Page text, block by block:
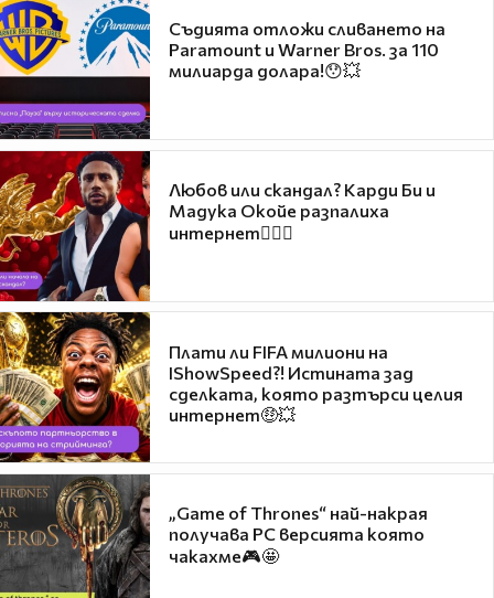
Съдията отложи сливането на
Paramount и Warner Bros. за 110
милиарда долара!😯💥
Любов или скандал? Карди Би и
Мадука Окойе разпалиха
интернет❤️‍🔥🔥
Плати ли FIFA милиони на
IShowSpeed?! Истината зад
сделката, която разтърси целия
интернет🤑💥
„Game of Thrones“ най-накрая
получава PC версията която
чакахме🎮🤩